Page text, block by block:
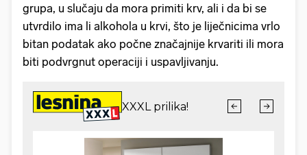
grupa, u slučaju da mora primiti krv, ali i da bi se
utvrdilo ima li alkohola u krvi, što je liječnicima vrlo
bitan podatak ako počne značajnije krvariti ili mora
biti podvrgnut operaciji i uspavljivanju.